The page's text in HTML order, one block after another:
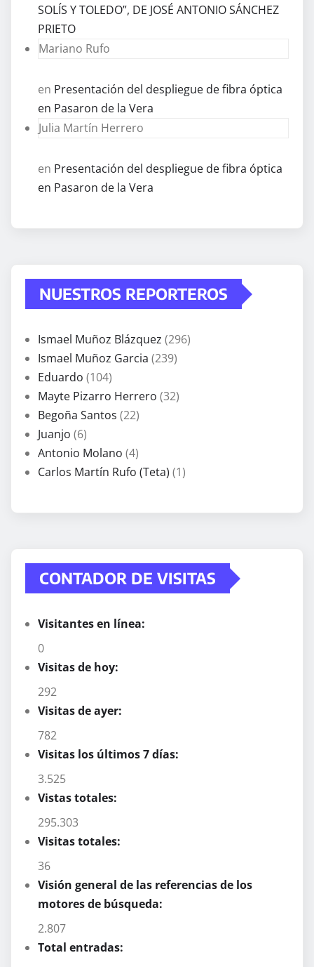
SOLÍS Y TOLEDO”, DE JOSÉ ANTONIO SÁNCHEZ
PRIETO
Mariano Rufo
en Presentación del despliegue de fibra óptica
en Pasaron de la Vera
Julia Martín Herrero
en Presentación del despliegue de fibra óptica
en Pasaron de la Vera
NUESTROS REPORTEROS
Ismael Muñoz Blázquez (296)
Ismael Muñoz Garcia (239)
Eduardo (104)
Mayte Pizarro Herrero (32)
Begoña Santos (22)
Juanjo (6)
Antonio Molano (4)
Carlos Martín Rufo (Teta) (1)
CONTADOR DE VISITAS
Visitantes en línea:
0
Visitas de hoy:
292
Visitas de ayer:
782
Visitas los últimos 7 días:
3.525
Vistas totales:
295.303
Visitas totales:
36
Visión general de las referencias de los
motores de búsqueda:
2.807
Total entradas: